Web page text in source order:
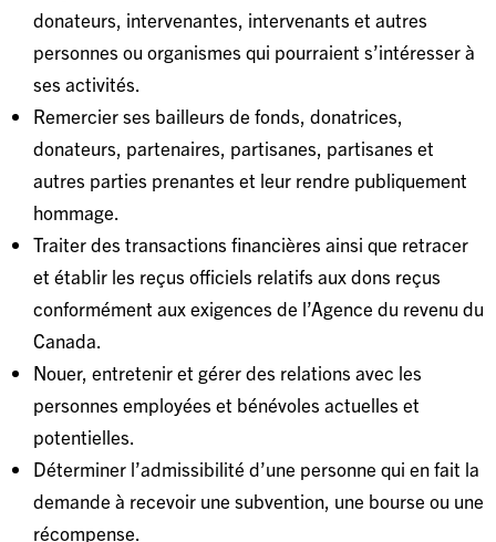
donateurs, intervenantes, intervenants et autres
personnes ou organismes qui pourraient s’intéresser à
ses activités.
Remercier ses bailleurs de fonds, donatrices,
donateurs, partenaires, partisanes, partisanes et
autres parties prenantes et leur rendre publiquement
hommage.
Traiter des transactions financières ainsi que retracer
et établir les reçus officiels relatifs aux dons reçus
conformément aux exigences de l’Agence du revenu du
Canada.
Nouer, entretenir et gérer des relations avec les
personnes employées et bénévoles actuelles et
potentielles.
Déterminer l’admissibilité d’une personne qui en fait la
demande à recevoir une subvention, une bourse ou une
récompense.